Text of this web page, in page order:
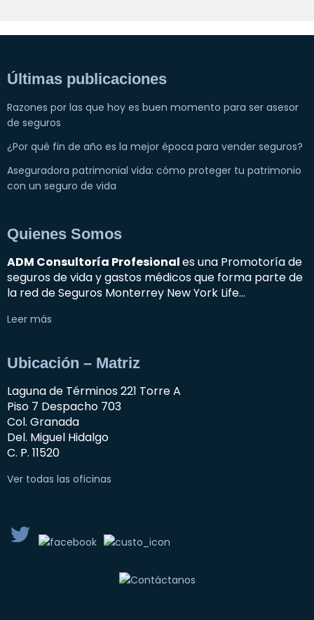
Últimas publicaciones
Razones por las que hoy es buen momento para ser asesor
de seguros
¿Por qué fin de año es la mejor época para vender seguros?
Aseguradora patrimonial vida: cómo proteger tu patrimonio
con un seguro de vida
Quienes Somos
ADM Consultoría Profesionales una Promotoría de
seguros de vida y gastos médicos que forma parte de
la red de Seguros Monterrey New York Life…
Leer más
Ubicación – Matriz
Laguna de Términos 221 Torre A
Piso 7 Despacho 703
Col. Granada
Del. Miguel Hidalgo
C. P. 11520
Ver todas las oficinas